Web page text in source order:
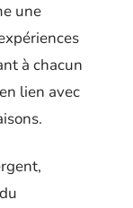
une
à chacun
lien avec